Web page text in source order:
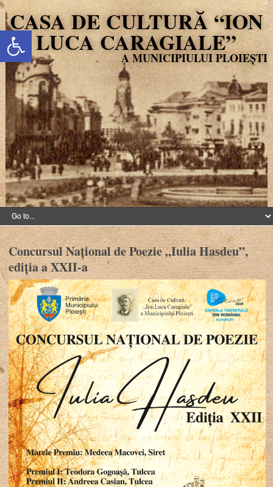
Deschide bara de unelte
CASA DE CULTURĂ “ION
LUCA CARAGIALE”
Concursul Național de Poezie „Iulia Hasdeu”,
ediția a XXII-a